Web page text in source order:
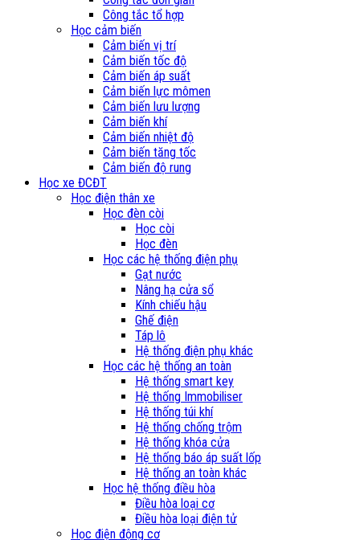
Công tắc tổ hợp
Học cảm biến
Cảm biến vị trí
Cảm biến tốc độ
Cảm biến áp suất
Cảm biến lực mômen
Cảm biến lưu lượng
Cảm biến khí
Cảm biến nhiệt độ
Cảm biến tăng tốc
Cảm biến độ rung
Học xe ĐCĐT
Học điện thân xe
Học đèn còi
Học còi
Học đèn
Học các hệ thống điện phụ
Gạt nước
Nâng hạ cửa sổ
Kính chiếu hậu
Ghế điện
Táp lô
Hệ thống điện phụ khác
Học các hệ thống an toàn
Hệ thống smart key
Hệ thống Immobiliser
Hệ thống túi khí
Hệ thống chống trộm
Hệ thống khóa cửa
Hệ thống báo áp suất lốp
Hệ thống an toàn khác
Học hệ thống điều hòa
Điều hòa loại cơ
Điều hòa loại điện tử
Học điện động cơ